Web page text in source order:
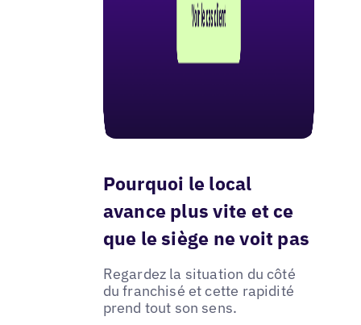
Pourquoi le local
avance plus vite et ce
que le siège ne voit pas
Regardez la situation du côté
du franchisé et cette rapidité
prend tout son sens.